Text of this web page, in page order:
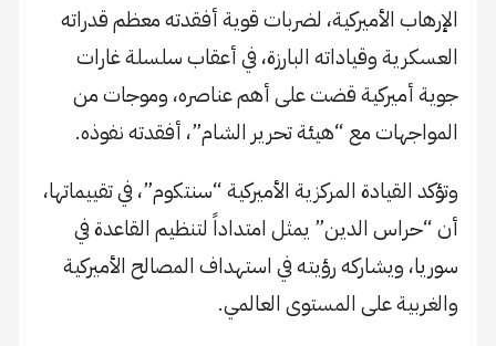
الإرهاب الأميركية، لضربات قوية أفقدته معظم قدراته
العسكرية وقياداته البارزة، في أعقاب سلسلة غارات
جوية أميركية قضت على أهم عناصره، وموجات من
المواجهات مع “هيئة تحرير الشام”، أفقدته نفوذه.
وتؤكد القيادة المركزية الأميركية “سنتكوم”، في تقييماتها،
أن “حراس الدين” يمثل امتداداً لتنظيم القاعدة في
سوريا، ويشاركه رؤيته في استهداف المصالح الأميركية
والغربية على المستوى العالمي.